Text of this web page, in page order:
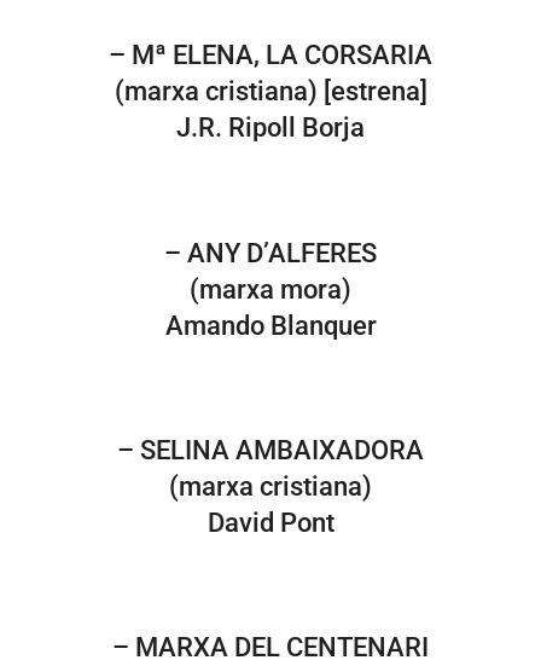
– Mª ELENA, LA CORSARIA
(marxa cristiana) [estrena]
J.R. Ripoll Borja
– ANY D’ALFERES
(marxa mora)
Amando Blanquer
– SELINA AMBAIXADORA
(marxa cristiana)
David Pont
– MARXA DEL CENTENARI